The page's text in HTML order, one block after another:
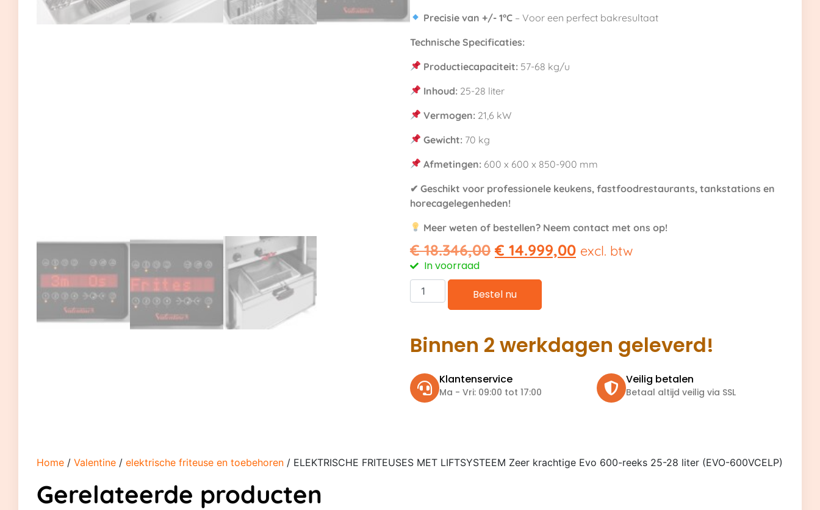
Precisie van +/- 1°C – Voor een perfect bakresultaat
Technische Specificaties:
Productiecapaciteit: 57-68 kg/u
Inhoud: 25-28 liter
Vermogen: 21,6 kW
Gewicht: 70 kg
Afmetingen: 600 x 600 x 850-900 mm
✔ Geschikt voor professionele keukens, fastfoodrestaurants, tankstations en
horecagelegenheden!
Meer weten of bestellen? Neem contact met ons op!
€18.346,00 € 14.999,00 excl. btw
In voorraad
Bestel nu
Binnen 2 werkdagen geleverd!
Klantenservice
Ma - Vri: 09:00 tot 17:00
Veilig betalen
Betaal altijd veilig via SSL
Home / Valentine / elektrische friteuse en toebehoren / ELEKTRISCHE FRITEUSES MET LIFTSYSTEEM Zeer krachtige Evo 600-reeks 25-28 liter (EVO-600VCELP)
Gerelateerde producten